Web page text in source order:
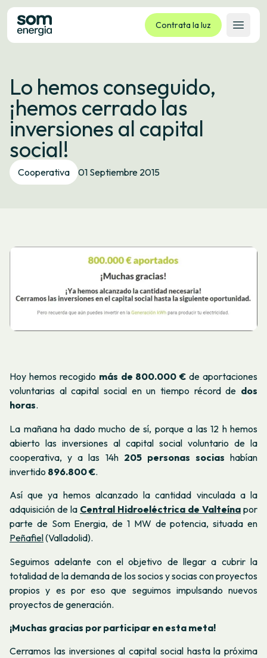
Contrata la luz
Abrir
Tarifas
Servicios
Empresas
La cooperativa
Contacto
Trámites
Lo hemos conseguido,
¡hemos cerrado las
inversiones al capital
social!
Cooperativa 01 Septiembre 2015
Hoy hemos recogido más de 800.000 € de aportaciones
voluntarias al capital social en un tiempo récord de dos
horas.
La mañana ha dado mucho de sí, porque a las 12 h hemos
abierto las inversiones al capital social voluntario de la
cooperativa, y a las 14h 205 personas socias habían
invertido 896.800 €.
Así que ya hemos alcanzado la cantidad vinculada a la
adquisición de la Central Hidroeléctrica de Valteína por
parte de Som Energia, de 1 MW de potencia, situada en
Peñafiel(Valladolid).
Seguimos adelante con el objetivo de llegar a cubrir la
totalidad de la demanda de los socios y socias con proyectos
propios y es por eso que seguimos impulsando nuevos
proyectos de generación.
¡Muchas gracias por participar en esta meta!
Cerramos las inversiones al capital social hasta la próxima